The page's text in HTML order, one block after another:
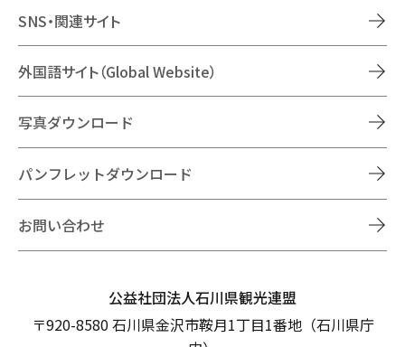
SNS・関連サイト
外国語サイト（Global Website）
写真ダウンロード
パンフレットダウンロード
お問い合わせ
公益社団法人石川県観光連盟
〒920-8580 石川県金沢市鞍月1丁目1番地（石川県庁